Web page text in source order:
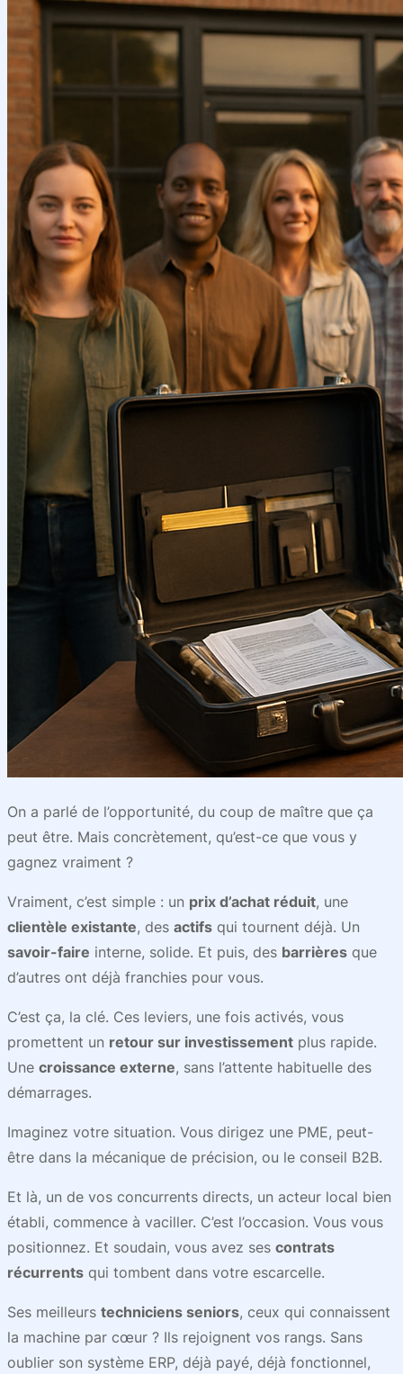
On a parlé de l’opportunité, du coup de maître que ça
peut être. Mais concrètement, qu’est-ce que vous y
gagnez vraiment ?
Vraiment, c’est simple : un prix d’achat réduit, une
clientèle existante, des actifs qui tournent déjà. Un
savoir-faire interne, solide. Et puis, des barrières que
d’autres ont déjà franchies pour vous.
C’est ça, la clé. Ces leviers, une fois activés, vous
promettent un retour sur investissement plus rapide.
Une croissance externe, sans l’attente habituelle des
démarrages.
Imaginez votre situation. Vous dirigez une PME, peut-
être dans la mécanique de précision, ou le conseil B2B.
Et là, un de vos concurrents directs, un acteur local bien
établi, commence à vaciller. C’est l’occasion. Vous vous
positionnez. Et soudain, vous avez ses contrats
récurrents qui tombent dans votre escarcelle.
Ses meilleurs techniciens seniors, ceux qui connaissent
la machine par cœur ? Ils rejoignent vos rangs. Sans
oublier son système ERP, déjà payé, déjà fonctionnel,